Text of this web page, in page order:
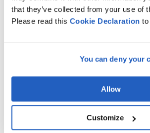
that they’ve collected from your use of
Please read this Cookie Declaration to
You can deny your
Allow
Customize
Implementazione e
S/4HANA per un gruppo di
costruzione